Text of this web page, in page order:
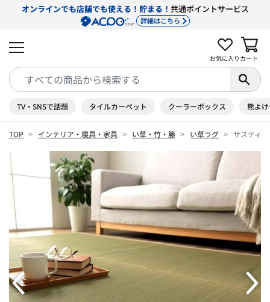
オンラインでも店舗でも使える！貯まる！ 共通ポイントサービス
詳細はこちら
お気に入り カート
TV・SNSで話題 タイルカーペット クーラーボックス 熊よ
TOP インテリア・寝具・家具 い草・竹・籐 い草ラグ サスティ